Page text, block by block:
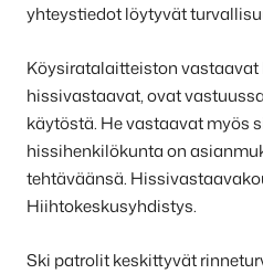
yhteystiedot löytyvät
Köysiratalaitteiston
hissivastaavat, ovat
käytöstä. He vastaavat myös
hissihenkilökunta on
tehtäväänsä.
Hiihtokeskusyhdistys.
Ski patrolit keskittyvät